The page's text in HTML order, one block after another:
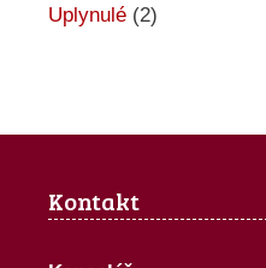
Uplynulé (2)
Kontakt